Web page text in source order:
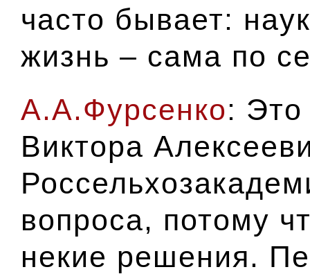
часто бывает:
жизнь – сама по
А.А.Фурсенко: Это
Виктора
вопроса, потому
некие решения.